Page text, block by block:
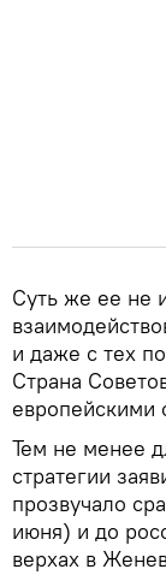
Суть же ее не
и даже с тех
Страна
европейскими
Тем не менее
стратегии
прозвучало
июня) и до
верхах в